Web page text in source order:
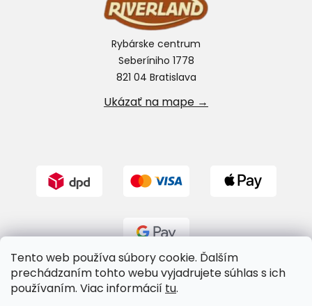
Tento web používa súbory cookie. Ďalším
prechádzaním tohto webu vyjadrujete súhlas s ich
používaním. Viac informácií tu.
Rybárske centrum
Seberíniho 1778
821 04 Bratislava
Ukázať na mape →